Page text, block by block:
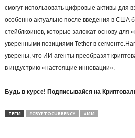
смогут использовать цифровые активы для
особенно актуально после введения в США
стейблкоинов, которые заложат основу для
уверенными позициями Tether в
уверены, что ИИ-агенты преобразят
в индустрию «настоящие инновации».
Будь в курсе! Подписывайся на
ТЕГИ #CRYPTOCURRENCY #ИИ